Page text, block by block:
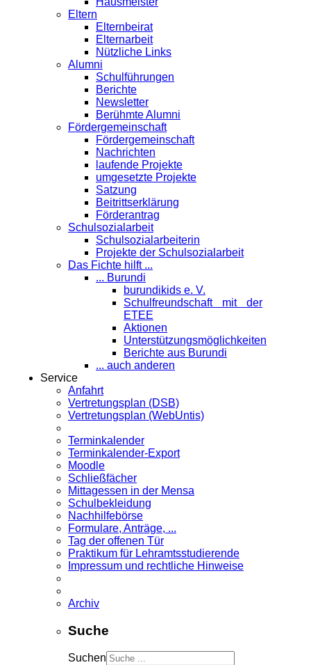
Eltern
Elternbeirat
Elternarbeit
Nützliche Links
Alumni
Schulführungen
Berichte
Newsletter
Berühmte Alumni
Förder­gemeinschaft
Fördergemeinschaft
Nachrichten
laufende Projekte
umgesetzte Projekte
Satzung
Beitrittserklärung
Förderantrag
Schul­sozialarbeit
Schulsozialarbeiterin
Projekte der Schulsozialarbeit
Das Fichte hilft ...
... Burundi
burundikids e. V.
Schulfreundschaft mit der
ETEE
Aktionen
Unterstützungsmöglichkeiten
Berichte aus Burundi
... auch anderen
Service
Anfahrt
Vertretungsplan (DSB)
Vertretungsplan (WebUntis)
Terminkalender
Terminkalender-Export
Moodle
Schließfächer
Mittagessen in der Mensa
Schulbekleidung
Nachhilfebörse
Formulare, Anträge, ...
Tag der offenen Tür
Praktikum für Lehramts­studierende
Impressum und rechtliche Hinweise
Archiv
Suche
Suchen